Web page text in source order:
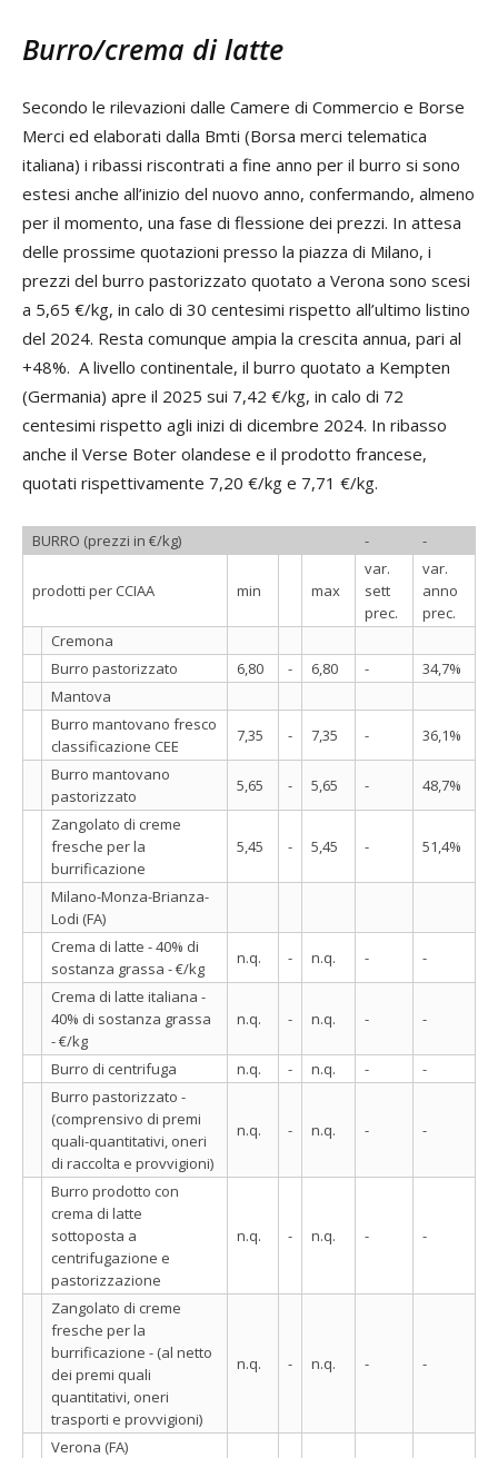
Burro/crema di latte
Secondo le rilevazioni dalle Camere di Commercio e Borse
Merci ed elaborati dalla Bmti (Borsa merci telematica
italiana) i ribassi riscontrati a fine anno per il burro si sono
estesi anche all’inizio del nuovo anno, confermando, almeno
per il momento, una fase di flessione dei prezzi. In attesa
delle prossime quotazioni presso la piazza di Milano, i
prezzi del burro pastorizzato quotato a Verona sono scesi
a 5,65 €/kg, in calo di 30 centesimi rispetto all’ultimo listino
del 2024. Resta comunque ampia la crescita annua, pari al
+48%. A livello continentale, il burro quotato a Kempten
(Germania) apre il 2025 sui 7,42 €/kg, in calo di 72
centesimi rispetto agli inizi di dicembre 2024. In ribasso
anche il Verse Boter olandese e il prodotto francese,
quotati rispettivamente 7,20 €/kg e 7,71 €/kg.
BURRO (prezzi in €/kg) - -
prodotti per CCIAA min max
var.
sett
prec.
var.
anno
prec.
Cremona
Burro pastorizzato
6,80 - 6,80 -
34,7%
Mantova
Burro mantovano fresco
classificazione CEE
7,35 - 7,35 -
36,1%
Burro mantovano
pastorizzato
5,65 - 5,65 -
48,7%
Zangolato di creme
fresche per la
burrificazione
5,45 - 5,45 - 51,4%
Milano-Monza-Brianza-
Lodi (FA)
Crema di latte - 40% di
sostanza grassa - €/kg
n.q. - n.q. -
-
Crema di latte italiana -
40% di sostanza grassa
- €/kg
n.q. - n.q. - -
Burro di centrifuga n.q. - n.q. -
-
Burro pastorizzato -
(comprensivo di premi
quali-quantitativi, oneri
di raccolta e provvigioni)
n.q. - n.q. - -
Burro prodotto con
crema di latte
sottoposta a
centrifugazione e
pastorizzazione
n.q. - n.q. - -
Zangolato di creme
fresche per la
burrificazione - (al netto
dei premi quali
quantitativi, oneri
trasporti e provvigioni)
n.q. - n.q. - -
Verona (FA)